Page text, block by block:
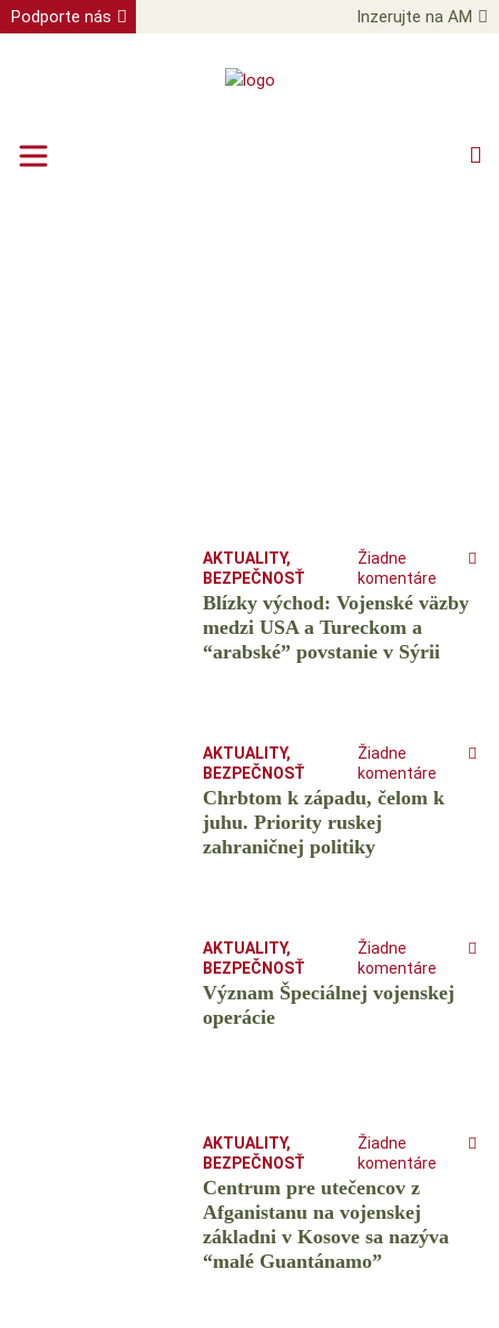
Podporte nás Inzerujte na AM
AKTUALITY,
BEZPEČNOSŤ
Žiadne
komentáre
Blízky východ: Vojenské väzby
medzi USA a Tureckom a
“arabské” povstanie v Sýrii
AKTUALITY,
BEZPEČNOSŤ
Žiadne
komentáre
Chrbtom k západu, čelom k
juhu. Priority ruskej
zahraničnej politiky
AKTUALITY,
BEZPEČNOSŤ
Žiadne
komentáre
Význam Špeciálnej vojenskej
operácie
AKTUALITY,
BEZPEČNOSŤ
Žiadne
komentáre
Centrum pre utečencov z
Afganistanu na vojenskej
základni v Kosove sa nazýva
“malé Guantánamo”